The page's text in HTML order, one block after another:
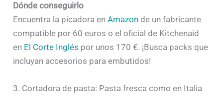
Dónde conseguirlo
Encuentra la picadora enAmazon de un fabricante
compatible por 60 euros o el oficial de Kitchenaid
en El Corte Inglés por unos 170 €. ¡Busca packs que
incluyan accesorios para embutidos!
3. Cortadora de pasta: Pasta fresca como en Italia